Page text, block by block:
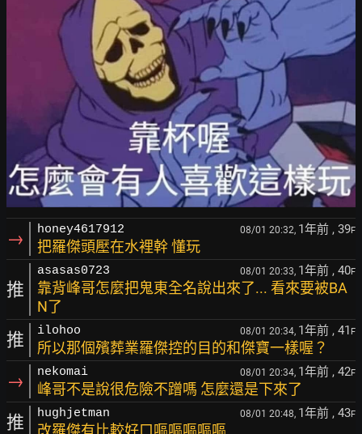
→ honey4617912 08/01 20:32, 1年前 , 39F
把羅傑頭壓在水裡幹 懂玩
推
asasas0723 08/01 20:33, 1年前 , 40F
靠背峰哥怎麼把鬼東全名說出來了... 看來要被BA
N了
推 ilohoo 08/01 20:34, 1年前 , 41 F
所以那個殯葬業羅傑控的目的和傑寶一樣喔？
→ nekomai 08/01 20:34, 1年前 , 42F
峰哥不是說很危險不蹭嗎 怎麼還是下來了
推 hughjetman 08/01 20:48, 1年前 , 43F
改羅傑有比較好ㄇ嘔嘔嘔嘔嘔